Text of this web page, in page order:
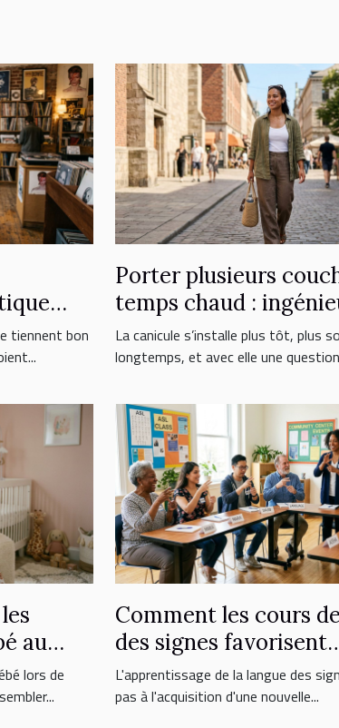
tiennent bon
Porter plusieurs
temps chaud :
erreur fatale ?
La canicule s’installe plus tôt, plus
longtemps, et avec elle une
au
lors de
Comment les cours
des signes favorisent
l'inclusion sociale ?
L'apprentissage de la langue des
pas à l'acquisition d'une nouvelle...